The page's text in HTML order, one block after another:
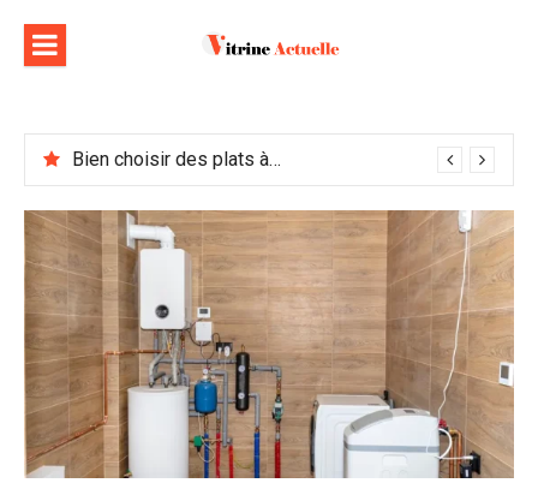
contenu
Bien choisir des plats à emporter : astuces et idées pour varier les plaisirs